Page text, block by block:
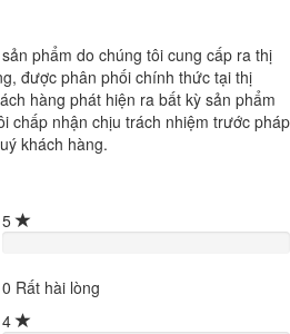
phẩm do chúng tôi cung cấp ra thị
được phân phối chính thức tại thị
hàng phát hiện ra bất kỳ sản phẩm
chấp nhận chịu trách nhiệm trước pháp
khách hàng.
5
0 Rất hài lòng
4